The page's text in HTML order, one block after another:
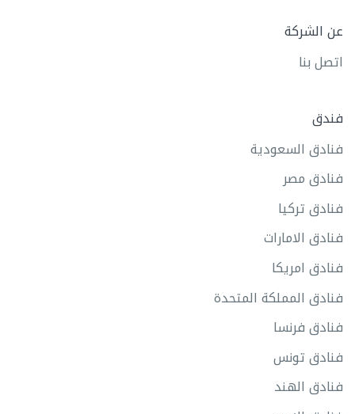
عن الشركة
اتصل بنا
فندق
فنادق السعودية
فنادق مصر
فنادق تركيا
فنادق الامارات
فنادق امريكا
فنادق المملكة المتحدة
فنادق فرنسا
فنادق تونس
فنادق الهند